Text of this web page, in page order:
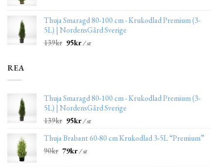
Thuja Smaragd 80-100 cm - Krukodlad Premium (3-
5L) | NordensGård Sverige
139kr 95kr/ st
REA
Thuja Smaragd 80-100 cm - Krukodlad Premium (3-
5L) | NordensGård Sverige
139kr 95kr/ st
Thuja Brabant 60-80 cm Krukodlad 3-5L “Premium”
90kr 79kr/ st